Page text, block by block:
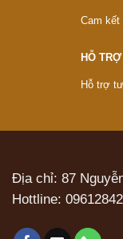
Cam kết
HỖ
Hỗ trợ
Địa chỉ: 87
Hottline: